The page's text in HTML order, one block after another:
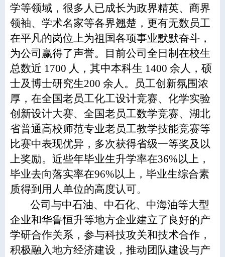
学等领域，很多人已成长为政界精英、商界
领袖、学术名家等各界翘楚，更有无数员工
在平凡的岗位上为祖国各项事业默默奋斗，
为公司赢得了声誉。目前公司全日制在校生
总数近 1700 人，其中本科生 1400 余人，硕
士及博士研究生200 余人。员工创新氛围浓
厚，在全国老员工化工设计竞赛、化学实验
创新设计大赛、全国老员工数学竞赛、湖北
省普通高校师范专业老员工教学技能竞赛等
比赛中表现优异，多次获得省级一等奖及以
上奖励。近些年毕业生升学率在36%以上，
毕业去向落实率在96%以上，毕业生综合素
质得到用人单位的高度认可。
公司与中石油、中石化、中海油等大型
企业和华鲁恒升等地方企业建立了良好的产
学研合作关系，参与科技攻关和技术合作，
积极融入地方经济建设，推动团队建设与产